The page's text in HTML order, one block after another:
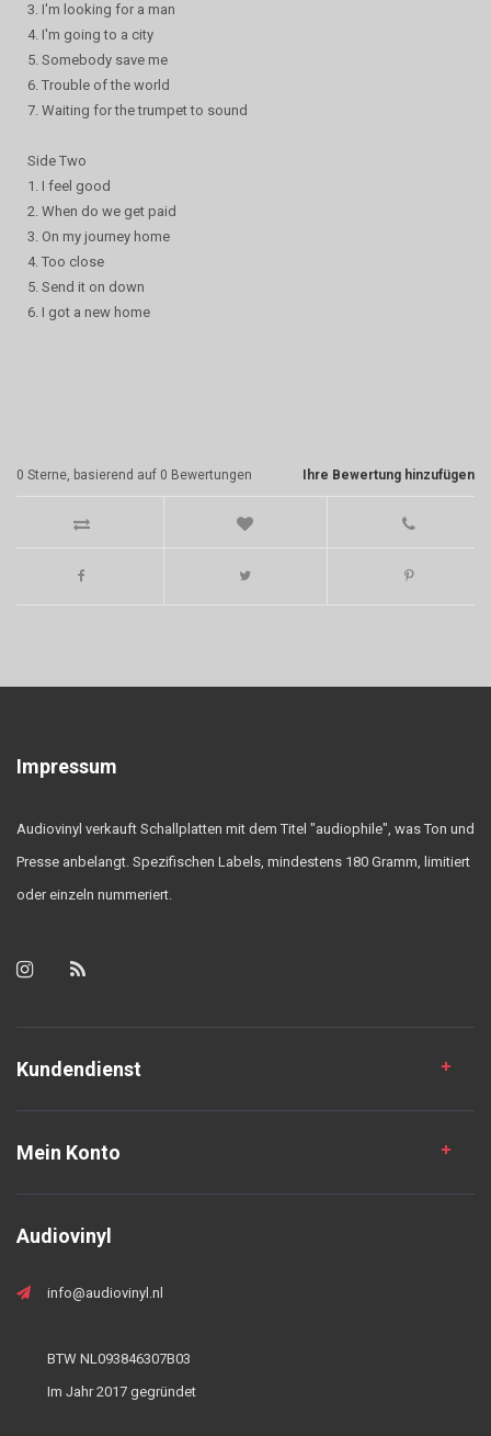
3. I'm looking for a man
4. I'm going to a city
5. Somebody save me
6. Trouble of the world
7. Waiting for the trumpet to sound
Side Two
1. I feel good
2. When do we get paid
3. On my journey home
4. Too close
5. Send it on down
6. I got a new home
Ihre Bewertung hinzufügen
0 Sterne, basierend auf 0 Bewertungen
Impressum
Audiovinyl verkauft Schallplatten mit dem Titel "audiophile", was Ton und
Presse anbelangt. Spezifischen Labels, mindestens 180 Gramm, limitiert
oder einzeln nummeriert.
Kundendienst
Mein Konto
Audiovinyl
info@audiovinyl.nl
BTW NL093846307B03
Im Jahr 2017 gegründet